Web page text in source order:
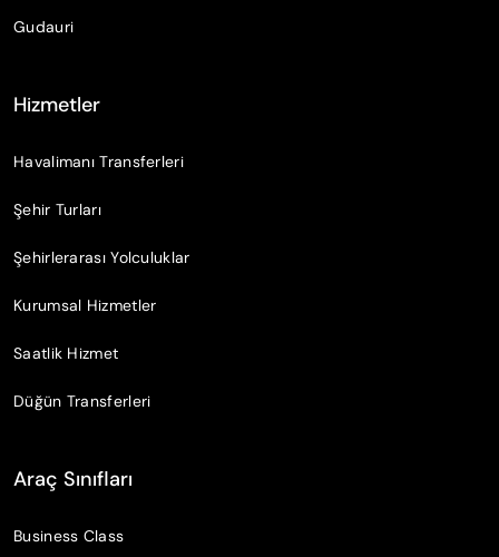
Gudauri
Hizmetler
Havalimanı Transferleri
Şehir Turları
Şehirlerarası Yolculuklar
Kurumsal Hizmetler
Saatlik Hizmet
Düğün Transferleri
Araç Sınıfları
Business Class